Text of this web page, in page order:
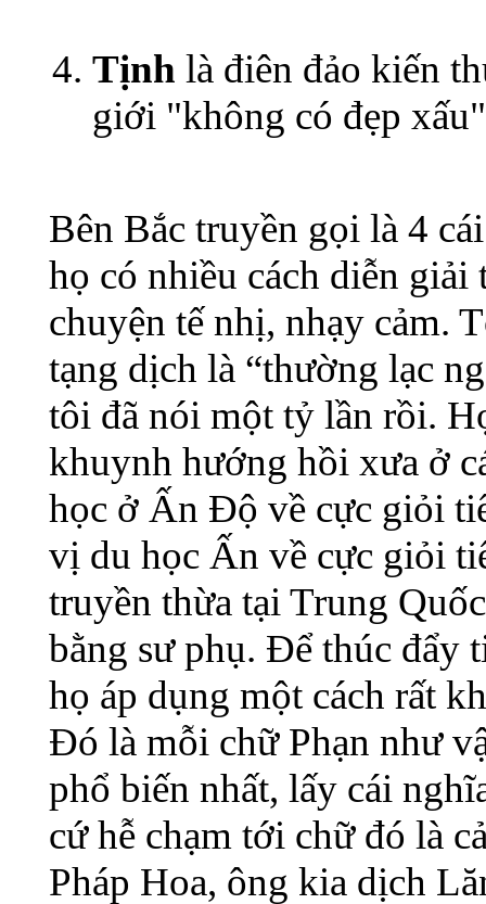
Tịnh là điên đảo kiến
giới "không có đẹp
Bên Bắc truyền gọi là 4
họ có nhiều cách diễn
chuyện tế nhị, nhạy cảm.
tạng dịch là “thường lạc
tôi đã nói một tỷ lần rồi.
khuynh hướng hồi xưa ở
học ở Ấn Độ về cực giỏi
vị du học Ấn về cực giỏi
truyền thừa tại Trung
bằng sư phụ. Để thúc đẩy
họ áp dụng một cách rất
Đó là mỗi chữ Phạn như
phổ biến nhất, lấy cái
cứ hễ chạm tới chữ đó là
Pháp Hoa, ông kia dịch